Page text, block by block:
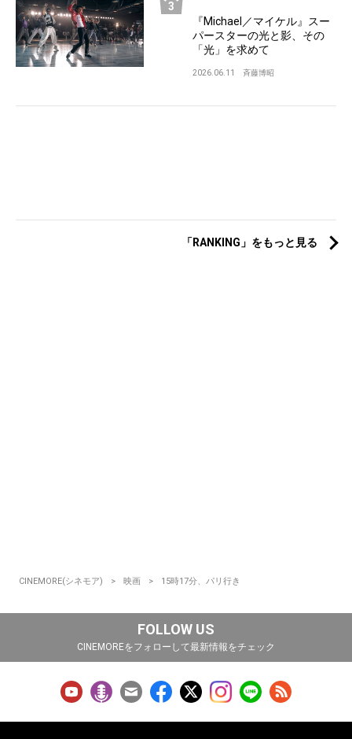
『Michael／マイケル』スー
パースターの光と影、その
「光」を求めて
2026.06.11 斉藤博昭
「RANKING」をもっと見る
CINEMORE(シネモア) 映画 15時17分、パリ行き
FOLLOW US
CINEMOREをフォローして最新情報をチェック